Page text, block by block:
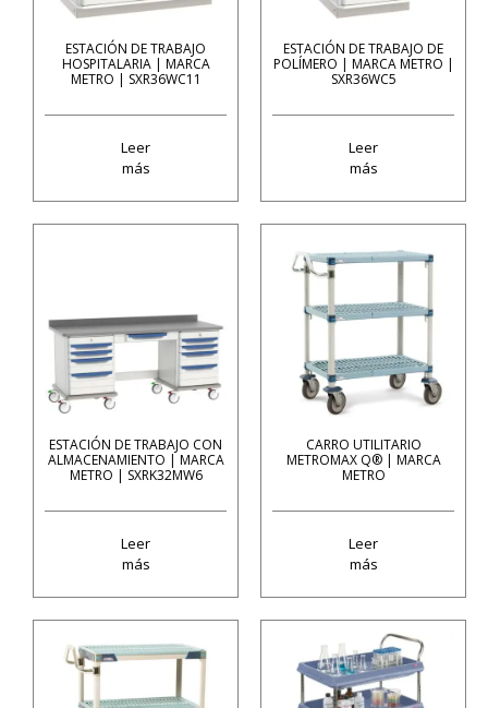
ESTACIÓN DE TRABAJO
HOSPITALARIA | MARCA
METRO | SXR36WC11
Leer
más
ESTACIÓN DE TRABAJO DE
POLÍMERO | MARCA METRO |
SXR36WC5
Leer
más
ESTACIÓN DE TRABAJO CON
ALMACENAMIENTO | MARCA
METRO | SXRK32MW6
Leer
más
CARRO UTILITARIO
METROMAX Q® | MARCA
METRO
Leer
más